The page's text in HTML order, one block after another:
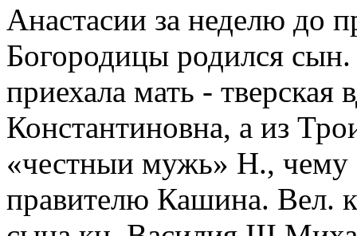
Анастасии за неделю до
Богородицы родился
приехала мать - тверская
Константиновна, а из
«честныи мужь» Н., чему
правителю Кашина. Вел.